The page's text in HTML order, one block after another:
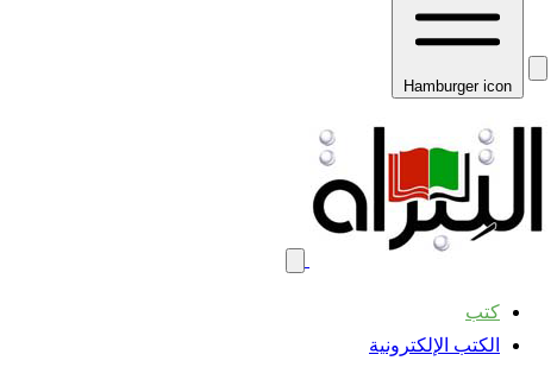
Hamburger icon
كتب
الكتب الإلكترونية